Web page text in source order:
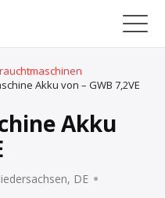
Akku von – GWB 7,2VE
Akku
DE